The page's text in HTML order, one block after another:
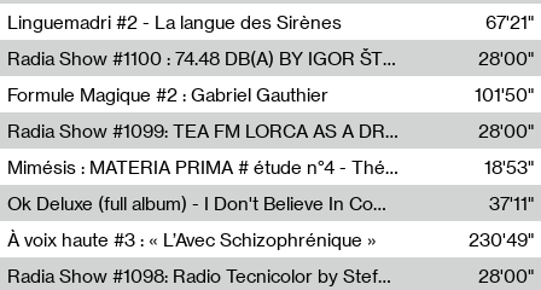
Revue Les Chambres,Hugo Pernet
Linguemadri #2 - La langue des Sirènes
Meris Angioletti
67'21"
Radia Show #1100 : 74.48 DB(A) BY IGOR ŠTROMAJER FOR RADIO X
radio x
28'00"
Formule Magique #2 : Gabriel Gauthier
Nathalie Lacroix,Gabriel Gauthier
101'50"
Radia Show #1099: TEA FM LORCA AS A DREAM
TEAFM
28'00"
Mimésis : MATERIA PRIMA # étude n°4 - Théâtre de l’Aquarium
Francesco Russo,Scuola della Crisi
18'53"
Ok Deluxe (full album) - I Don't Believe In Computing
37'11"
À voix haute #3 : « L’Avec Schizophrénique »
230'49"
Radia Show #1098: Radio Tecnicolor by Stefan Nussbaumer & Georg Zichy (Radio Orange 94.0)
28'00"